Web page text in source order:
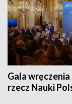
Gala
rzecz Nauki